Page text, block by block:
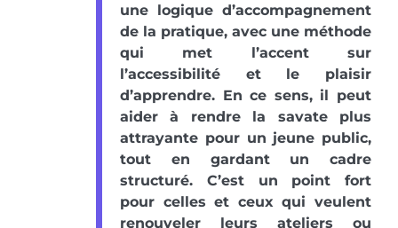
une logique d’accompagnement
de la pratique, avec une méthode
qui met l’accent sur
l’accessibilité et le plaisir
d’apprendre. En ce sens, il peut
aider à rendre la savate plus
attrayante pour un jeune public,
tout en gardant un cadre
structuré. C’est un point fort
pour celles et ceux qui veulent
renouveler leurs ateliers ou